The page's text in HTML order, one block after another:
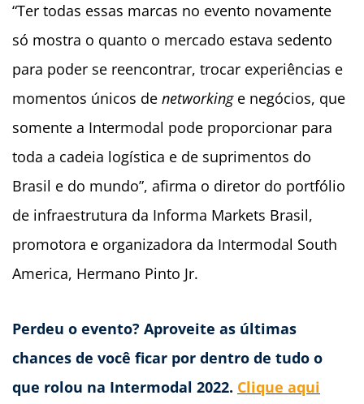
“Ter todas essas marcas no evento novamente
só mostra o quanto o mercado estava sedento
para poder se reencontrar, trocar experiências e
momentos únicos de networkinge negócios, que
somente a Intermodal pode proporcionar para
toda a cadeia logística e de suprimentos do
Brasil e do mundo”, afirma o diretor do portfólio
de infraestrutura da Informa Markets Brasil,
promotora e organizadora da Intermodal South
America, Hermano Pinto Jr.
Perdeu o evento? Aproveite as últimas
chances de você ficar por dentro de tudo o
que rolou na Intermodal 2022. Clique aqui